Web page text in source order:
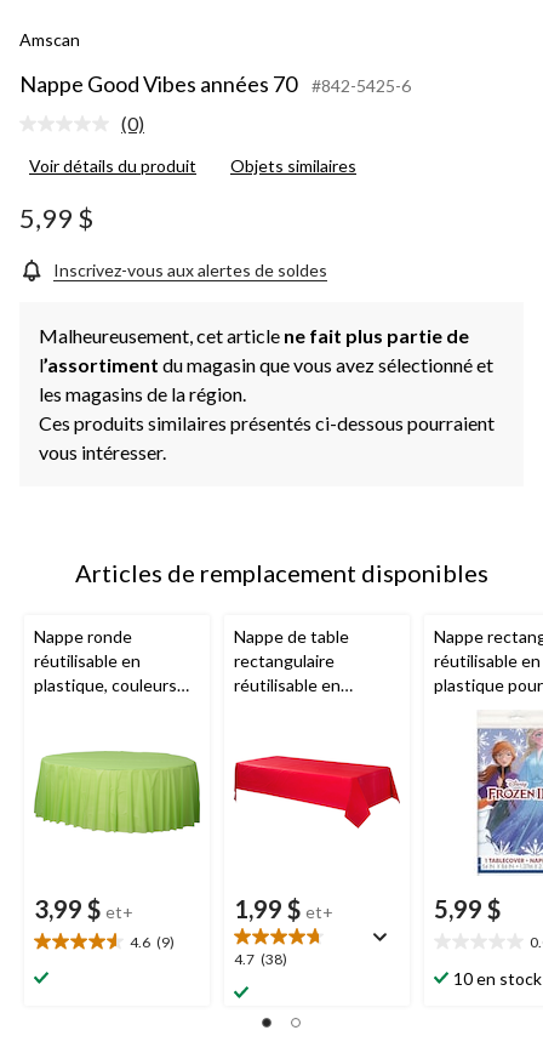
Amscan
Nappe Good Vibes années 70 #842-5425-6
Aucune
pour
la
même
(0)
Voir détails du produit Objets similaires
5,99 $
Inscrivez-vous aux alertes de soldes
Malheureusement, cet article ne fait plus partie de
l’assortiment du magasin que vous avez sélectionné et
les magasins de la région.
Ces produits similaires présentés ci-dessous pourraient
vous intéresser.
Articles de remplacement disponibles
Nappe ronde
réutilisable en
plastique, couleurs
grâces/réveillon/fête
d'anniversaire
3,99 $ et+
4.6 (9)
4.6
étoile(s)
Nappe de table
rectangulaire
réutilisable en
prénatale/Hanoukka/f
ête d'anniversaire
1,99 $ et+
4.7 (38)
4.7
étoile(s)
Nappe
réutilisable en
plastique
La Reine des
bleu, 54 x 96
5,99 $
étoile(s)
10 en stock